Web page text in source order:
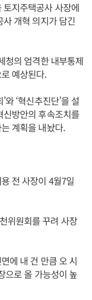
지주택공사 사장에
개혁 의지가 담긴
청의 엄격한 내부통제
예상된다.
‘혁신추진단’을 설
방안의 후속조치를
계획을 내놨다.
전 사장이 4월7일
위원회를 꾸려 사장
에 내 건 만큼 오 시
으로 올 가능성이 높